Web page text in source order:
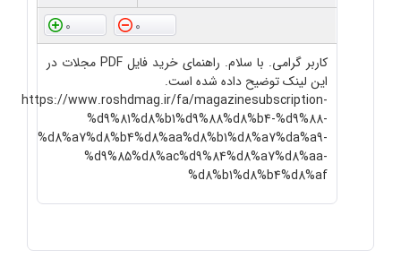
0
0
کاربر گرامی. با سلام. راهنمای خرید فایل PDF مجلات در
این لینک توضیح داده شده است.
https://www.roshdmag.ir/fa/magazinesubscription-
%d9%81%d8%b1%d9%88%d8%b4-%d9%88-
%d8%a7%d8%b4%d8%aa%d8%b1%d8%a7%da%a9-
%d9%85%d8%ac%d9%84%d8%a7%d8%aa-
%d8%b1%d8%b4%d8%af